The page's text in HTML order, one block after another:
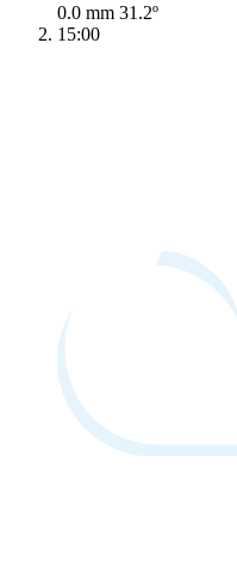
0.0 mm 31.2º
15:00